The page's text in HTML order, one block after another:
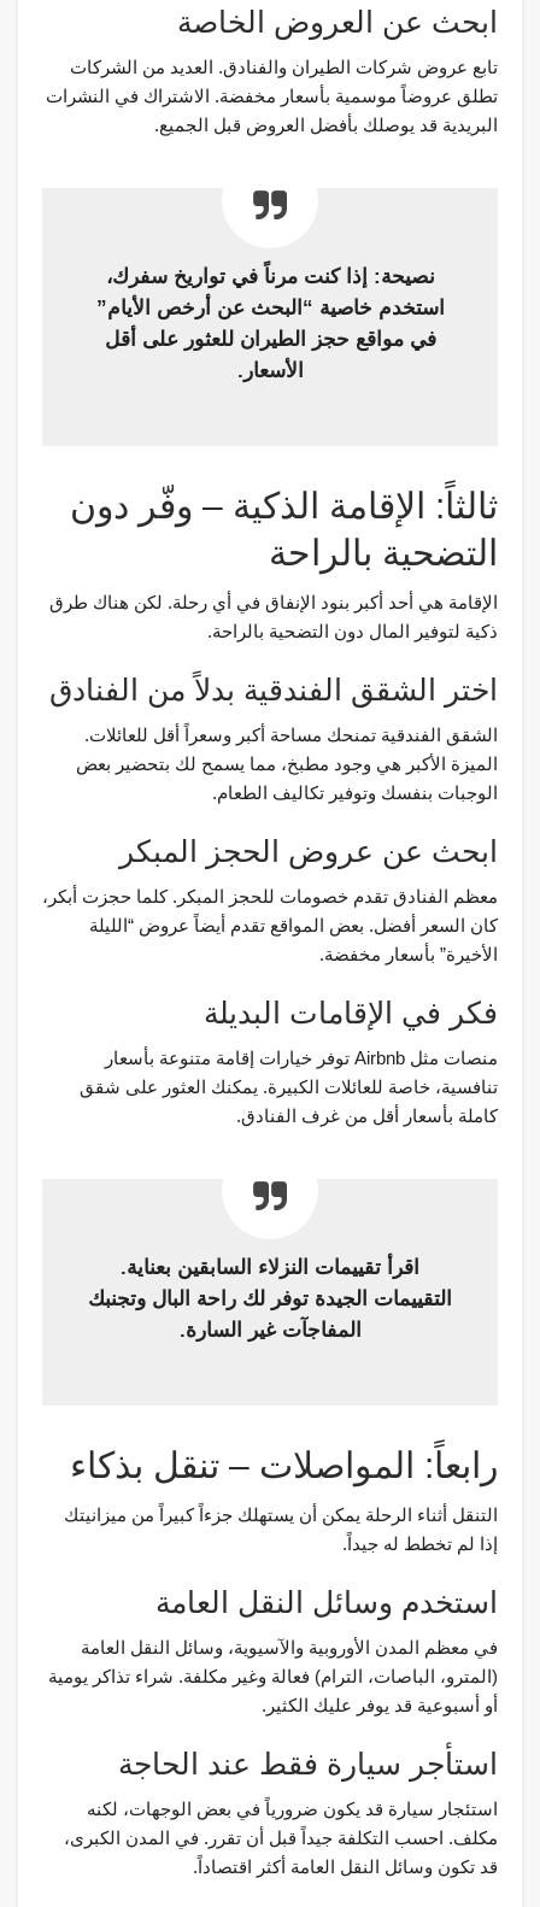
ابحث عن العروض الخاصة
تابع عروض شركات الطيران والفنادق. العديد من الشركات
تطلق عروضاً موسمية بأسعار مخفضة. الاشتراك في النشرات
البريدية قد يوصلك بأفضل العروض قبل الجميع.
نصيحة: إذا كنت مرناً في تواريخ سفرك،
استخدم خاصية “البحث عن أرخص الأيام”
في مواقع حجز الطيران للعثور على أقل
الأسعار.
ثالثاً: الإقامة الذكية – وفّر دون
التضحية بالراحة
الإقامة هي أحد أكبر بنود الإنفاق في أي رحلة. لكن هناك طرق
ذكية لتوفير المال دون التضحية بالراحة.
اختر الشقق الفندقية بدلاً من الفنادق
الشقق الفندقية تمنحك مساحة أكبر وسعراً أقل للعائلات.
الميزة الأكبر هي وجود مطبخ، مما يسمح لك بتحضير بعض
الوجبات بنفسك وتوفير تكاليف الطعام.
ابحث عن عروض الحجز المبكر
معظم الفنادق تقدم خصومات للحجز المبكر. كلما حجزت أبكر،
كان السعر أفضل. بعض المواقع تقدم أيضاً عروض “الليلة
الأخيرة” بأسعار مخفضة.
فكر في الإقامات البديلة
منصات مثل Airbnb توفر خيارات إقامة متنوعة بأسعار
تنافسية، خاصة للعائلات الكبيرة. يمكنك العثور على شقق
كاملة بأسعار أقل من غرف الفنادق.
اقرأ تقييمات النزلاء السابقين بعناية.
التقييمات الجيدة توفر لك راحة البال وتجنبك
المفاجآت غير السارة.
رابعاً: المواصلات – تنقل بذكاء
التنقل أثناء الرحلة يمكن أن يستهلك جزءاً كبيراً من ميزانيتك
إذا لم تخطط له جيداً.
استخدم وسائل النقل العامة
في معظم المدن الأوروبية والآسيوية، وسائل النقل العامة
(المترو، الباصات، الترام) فعالة وغير مكلفة. شراء تذاكر يومية
أو أسبوعية قد يوفر عليك الكثير.
استأجر سيارة فقط عند الحاجة
استئجار سيارة قد يكون ضرورياً في بعض الوجهات، لكنه
مكلف. احسب التكلفة جيداً قبل أن تقرر. في المدن الكبرى،
قد تكون وسائل النقل العامة أكثر اقتصاداً.